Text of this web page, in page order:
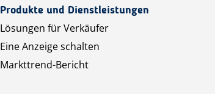
Produkte und Dienstleistungen
Lösungen für Verkäufer
Eine Anzeige schalten
Markttrend-Bericht